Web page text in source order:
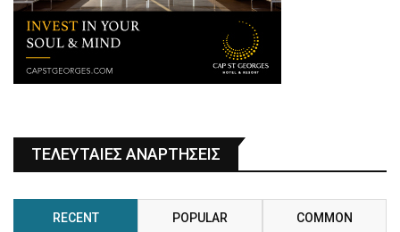
ΤΕΛΕΥΤΑΙΕΣ ΑΝΑΡΤΗΣΕΙΣ
RECENT POPULAR COMMON